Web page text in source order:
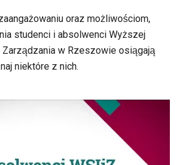
oraz możliwościom,
studenci i absolwenci Wyższej
Zarządzania w Rzeszowie osiągają
niektóre z nich.